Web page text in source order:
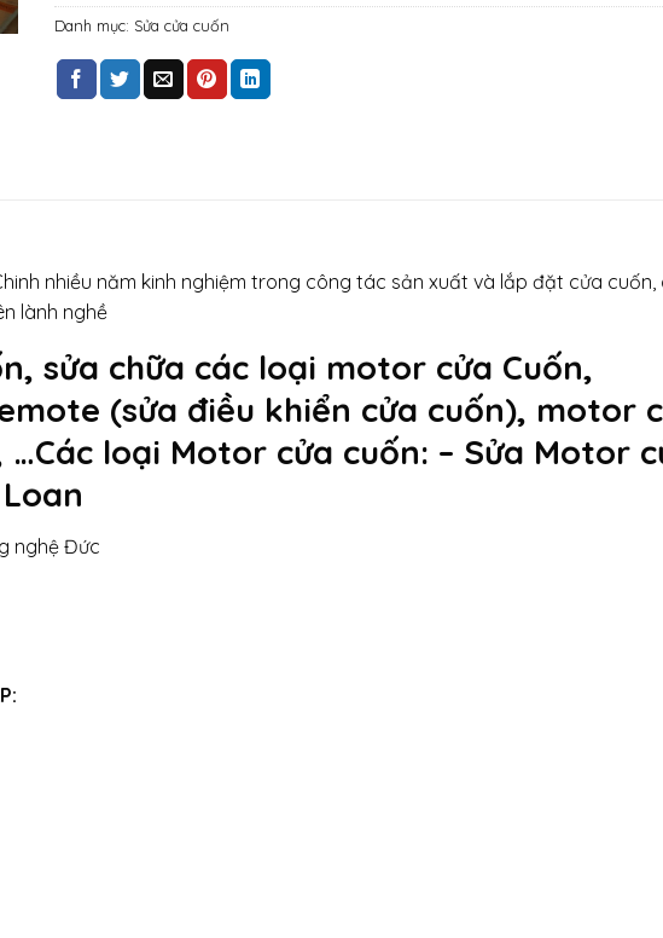
Danh mục: Sửa cửa cuốn
nhiều năm kinh nghiệm trong công tác sản xuất và lắp đặt cửa cuốn,
lành nghề
sửa chữa các loại motor cửa Cuốn,
(sửa điều khiển cửa cuốn), motor
loại Motor cửa cuốn: – Sửa Motor
nghệ Đức